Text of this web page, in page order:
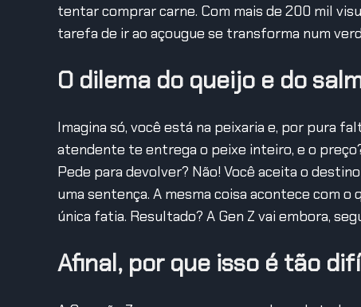
tentar comprar carne. Com mais de 200 mil
tarefa de ir ao açougue se transforma num
O dilema do queijo e do
Imagina só, você está na peixaria e, por pura
atendente te entrega o peixe inteiro, e o
Pede para devolver? Não! Você aceita o
uma sentença. A mesma coisa acontece com
única fatia. Resultado? A Gen Z vai embora,
Afinal, por que isso é tão